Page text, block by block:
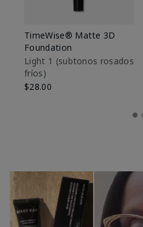
TimeWise® Matte 3D
Foundation
Light 1​ (subtonos rosados
fríos)
$28.00